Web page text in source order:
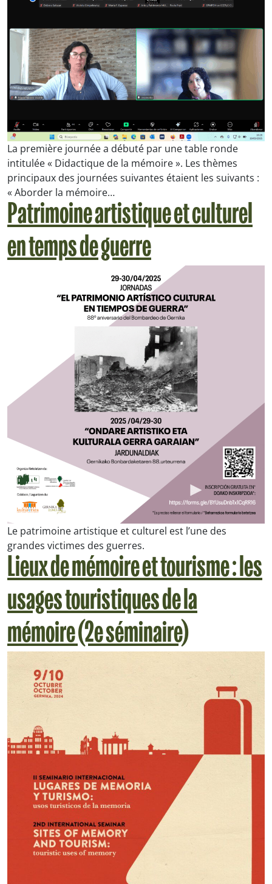
La première journée a débuté par une table ronde
intitulée « Didactique de la mémoire ». Les thèmes
principaux des journées suivantes étaient les suivants :
« Aborder la mémoire…
Patrimoine artistique et culturel
en temps de guerre
Le patrimoine artistique et culturel est l’une des
grandes victimes des guerres.
Lieux de mémoire et tourisme : les
usages touristiques de la
mémoire (2e séminaire)